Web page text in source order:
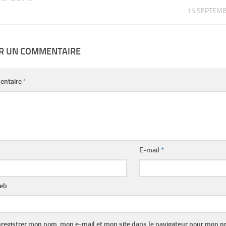
15
UN COMMENTAIRE
*
E-mail*
mon nom, mon e-mail et mon site dans le navigateur pour mon